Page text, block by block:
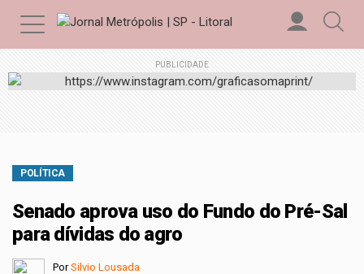
PUBLICIDADE
POLÍTICA
Senado aprova uso do Fundo do Pré-Sal
para dívidas do agro
PorSilvio Lousada